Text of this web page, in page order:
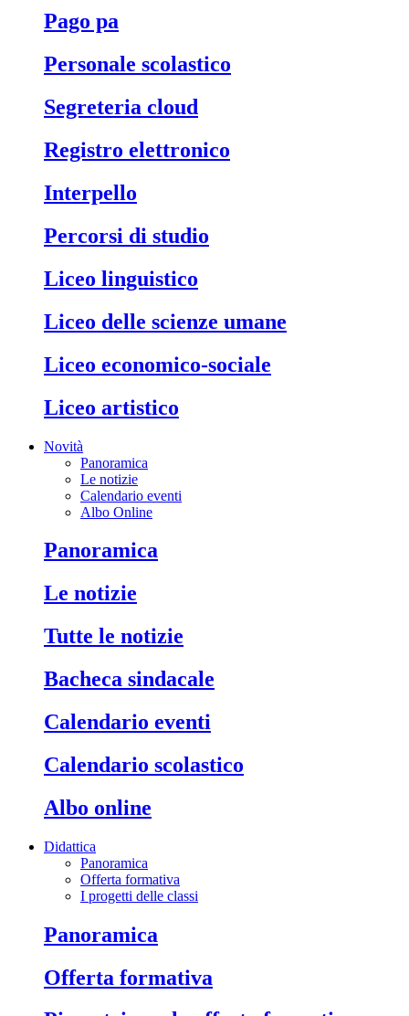
pago pa
personale scolastico
segreteria cloud
registro elettronico
interpello
percorsi di studio
liceo linguistico
liceo delle scienze umane
liceo economico-sociale
liceo artistico
Novità
Panoramica
Le notizie
Calendario eventi
Albo Online
panoramica
le notizie
tutte le notizie
bacheca sindacale
calendario eventi
calendario scolastico
albo online
Didattica
Panoramica
Offerta formativa
I progetti delle classi
panoramica
offerta formativa